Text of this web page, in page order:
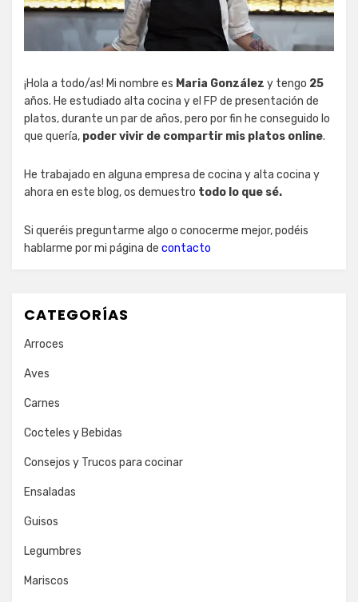
¡Hola a todo/as! Mi nombre es Maria González y tengo 25
años. He estudiado alta cocina y el FP de presentación de
platos, durante un par de años, pero por fin he conseguido lo
que quería, poder vivir de compartir mis platos online.
He trabajado en alguna empresa de cocina y alta cocina y
ahora en este blog, os demuestro todo lo que sé.
Si queréis preguntarme algo o conocerme mejor, podéis
hablarme por mi página de contacto
CATEGORÍAS
Arroces
Aves
Carnes
Cocteles y Bebidas
Consejos y Trucos para cocinar
Ensaladas
Guisos
Legumbres
Mariscos